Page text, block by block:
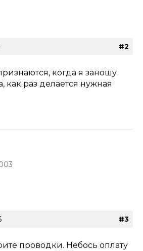
#2
когда я заношу
как раз делается нужная
#3
проводки. Небось оплату